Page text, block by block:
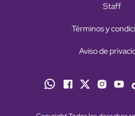
Staff
Términos y
Aviso de